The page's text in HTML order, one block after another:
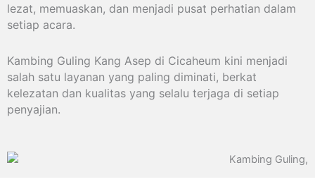
lezat, memuaskan, dan menjadi pusat perhatian dalam
setiap acara.
Kambing Guling Kang Asep di Cicaheum kini menjadi
salah satu layanan yang paling diminati, berkat
kelezatan dan kualitas yang selalu terjaga di setiap
penyajian.